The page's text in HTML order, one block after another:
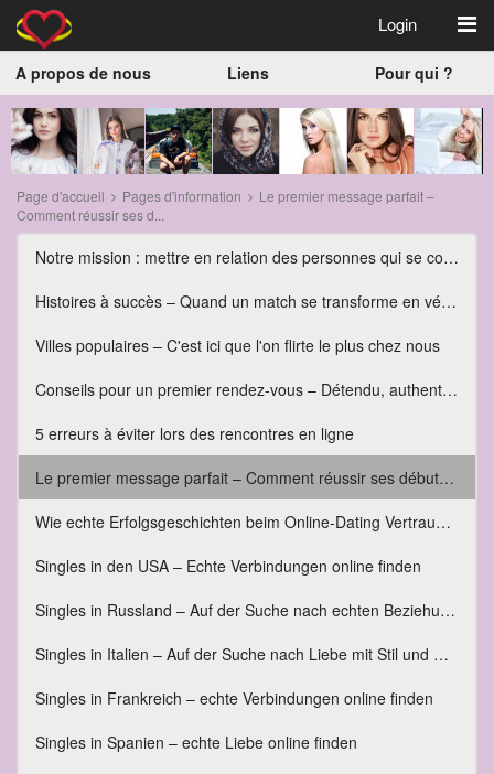
Login
A propos de nous Liens Pour qui ?
Page d'accueil Pages d'information
Le premier message parfait –
Comment réussir ses d...
Notre mission : mettre en relation des personnes qui se correspondent vraiment
Histoires à succès – Quand un match se transforme en véritable amour
Villes populaires – C'est ici que l'on flirte le plus chez nous
Conseils pour un premier rendez-vous – Détendu, authentique et plein d'émotion
5 erreurs à éviter lors des rencontres en ligne
Le premier message parfait – Comment réussir ses débuts dans les rencontres en ligne
Wie echte Erfolgsgeschichten beim Online-Dating Vertrauen schaffen – und warum sie so wichtig sind
Singles in den USA – Echte Verbindungen online finden
Singles in Russland – Auf der Suche nach echten Beziehungen
Singles in Italien – Auf der Suche nach Liebe mit Stil und Gefühl
Singles in Frankreich – echte Verbindungen online finden
Singles in Spanien – echte Liebe online finden